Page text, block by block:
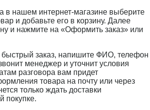
в нашем интернет-магазине выберите
и добавьте его в корзину. Далее
и нажмите на «Оформить заказ» или
быстрый заказ, напишите ФИО, телефон
менеджер и уточнит условия
разговора вам придет
товара на почту или через
только ждать доставки
покупке.